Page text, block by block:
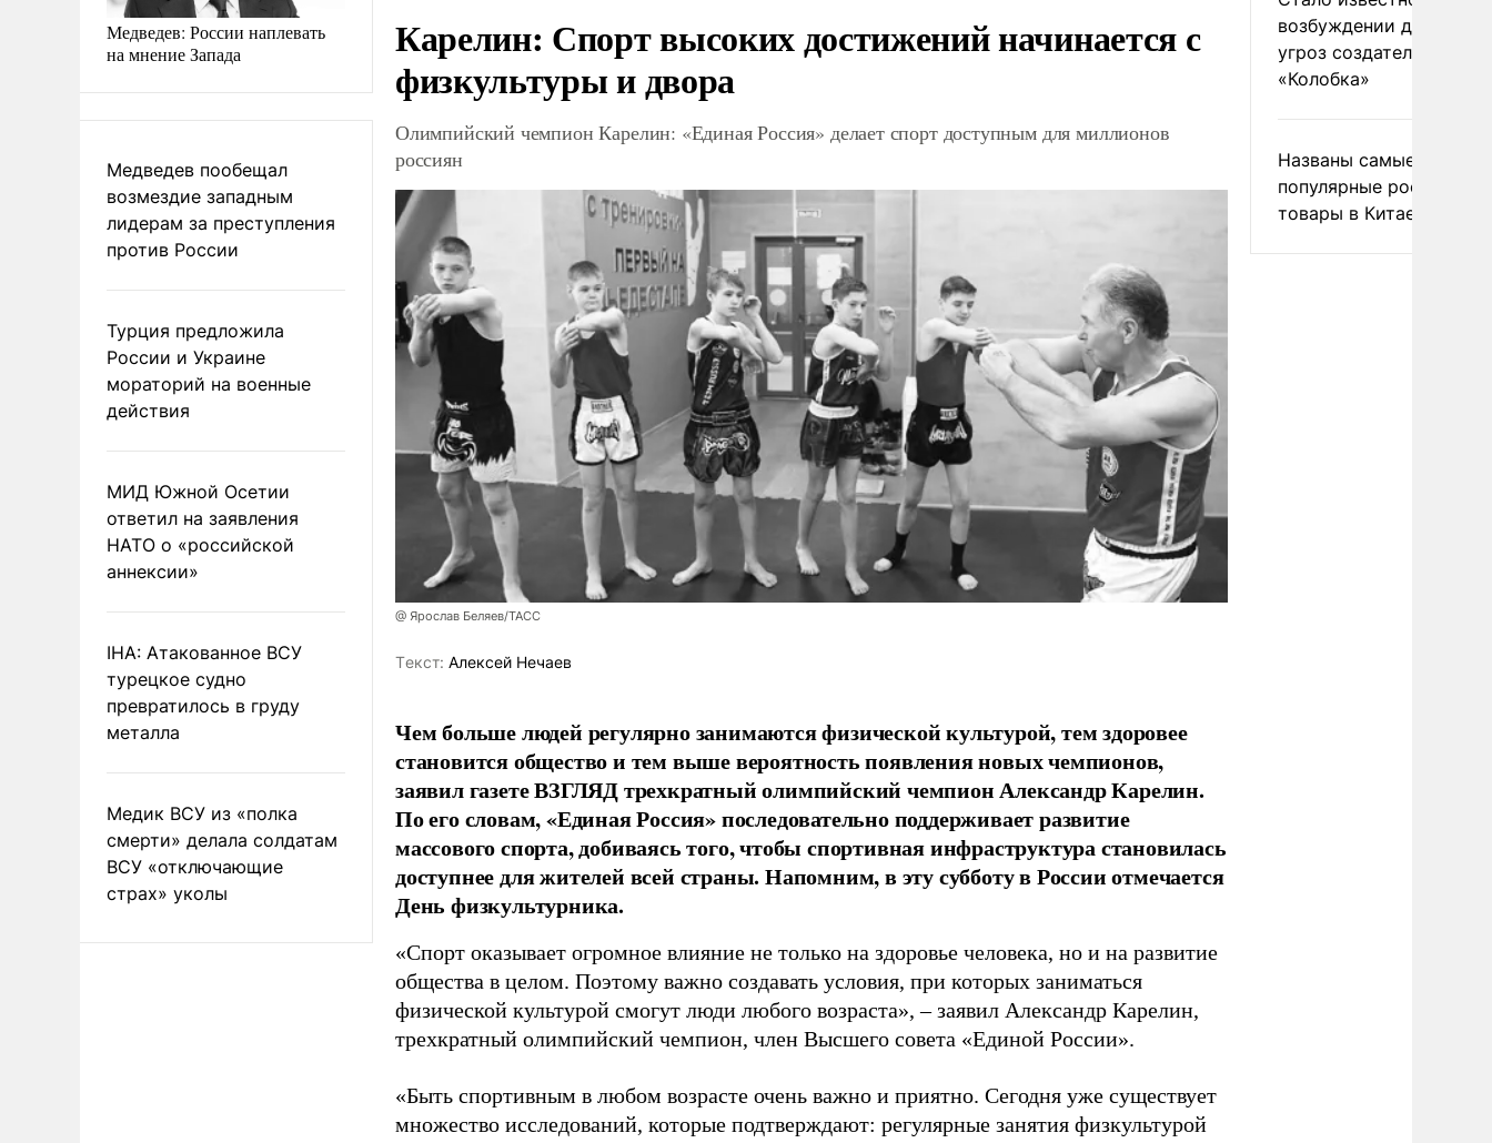
Медведев: России наплевать
на мнение Запада
Медведев пообещал
возмездие западным
лидерам за преступления
против России
Турция предложила
России и Украине
мораторий на военные
действия
МИД Южной Осетии
ответил на заявления
НАТО о «российской
аннексии»
IHA: Атакованное ВСУ
турецкое судно
превратилось в груду
металла
Медик ВСУ из «полка
смерти» делала солдатам
ВСУ «отключающие
страх» уколы
Карелин: Спорт высоких достижений начинается с
физкультуры и двора
Олимпийский чемпион Карелин: «Единая Россия» делает спорт доступным для миллионов
россиян
@ Ярослав Беляев/ТАСС
Tекст: Алексей Нечаев
Чем больше людей регулярно занимаются физической культурой, тем здоровее
становится общество и тем выше вероятность появления новых чемпионов,
заявил газете ВЗГЛЯД трехкратный олимпийский чемпион Александр Карелин.
По его словам, «Единая Россия» последовательно поддерживает развитие
массового спорта, добиваясь того, чтобы спортивная инфраструктура становилась
доступнее для жителей всей страны. Напомним, в эту субботу в России отмечается
День физкультурника.
«Спорт оказывает огромное влияние не только на здоровье человека, но и на развитие
общества в целом. Поэтому важно создавать условия, при которых заниматься
физической культурой смогут люди любого возраста», – заявил Александр Карелин,
трехкратный олимпийский чемпион, член Высшего совета «Единой России».
«Быть спортивным в любом возрасте очень важно и приятно. Сегодня уже существует
множество исследований, которые подтверждают: регулярные занятия физкультурой
возбуждении дела из-
угроз создателям
«Колобка»
Названы самые
популярные российские
товары в Китае